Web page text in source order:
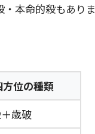
本命的殺もありま
方位の種類
歳破